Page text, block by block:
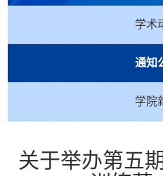
学术
通知
学院
关于举办第五